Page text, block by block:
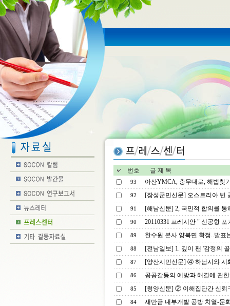
번호 글 제 목
93 아산YMCA, 충무대로, 해법찾
92 [장성군민신문] 오스트리아 빈
91 [해남신문] 2, 국민적 합의를 통
90 20110331 프레시안 " 신공항
89 한수원 본사 양북면 확정..발표
88 [전남일보] 1. 깊이 팬 '감정의
87 [양산시민신문] ④ 하남시와 시
86 공공갈등의 예방과 해결에 관
85 [청양신문] ② 이해집단간 신뢰
84 새만금 내부개발 공방 치열-문